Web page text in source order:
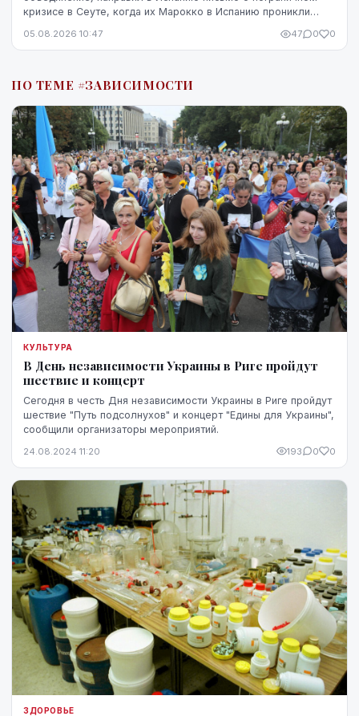
кризисе в Сеуте, когда их Марокко в Испанию проникли
чувствительно.
05.08.2026 10:47 47 0 0
ПО ТЕМЕ #ЗАВИСИМОСТИ
КУЛЬТУРА
В День независимости Украины в Риге пройдут
шествие и концерт
Сегодня в честь Дня независимости Украины в Риге пройдут
шествие "Путь подсолнухов" и концерт "Едины для Украины",
сообщили организаторы мероприятий.
24.08.2024 11:20 193 0 0
ЗДОРОВЬЕ